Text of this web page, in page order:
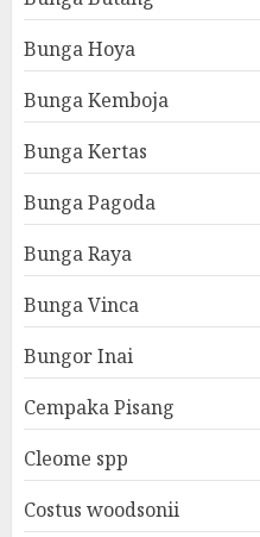
Bunga Hoya
Bunga Kemboja
Bunga Kertas
Bunga Pagoda
Bunga Raya
Bunga Vinca
Bungor Inai
Cempaka Pisang
Cleome spp
Costus woodsonii